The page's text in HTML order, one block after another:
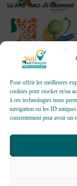
Pour offrir les meilleures
cookies pour stocker et/ou
à ces technologies nous
navigation ou les ID
consentement peut avoir un
OFFICES DE
d’information, de